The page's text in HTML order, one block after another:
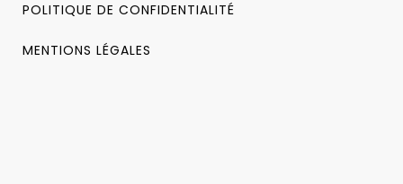
POLITIQUE DE CONFIDENTIALITÉ
MENTIONS LÉGALES